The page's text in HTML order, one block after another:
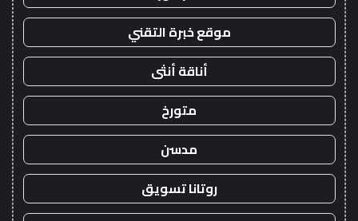
موقع خبرة التقني
أناقة أنثى
متورخ
مدسن
روتانا تسويق